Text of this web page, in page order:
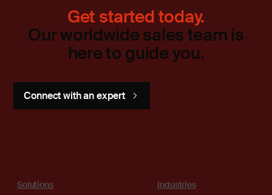
Get started today.
Our worldwide sales team is
here to guide you.
Connect with an expert
Solutions Industries